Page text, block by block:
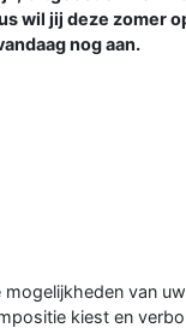
wil jij deze zomer
nog aan.
van
kiest en